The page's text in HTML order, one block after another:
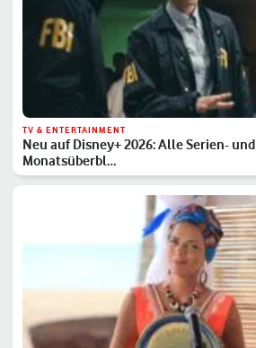
TV & ENTERTAINMENT
Neu auf Disney+ 2026: Alle Serien-
Monatsüberbl…